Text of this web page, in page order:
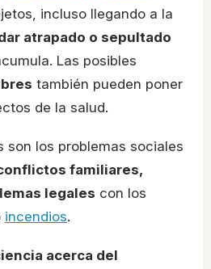
incluso llegando a la
atrapado o sepultado
Las posibles
también pueden poner
de la salud.
son los problemas sociales
familiares,
legales con los
incendios.
acerca del